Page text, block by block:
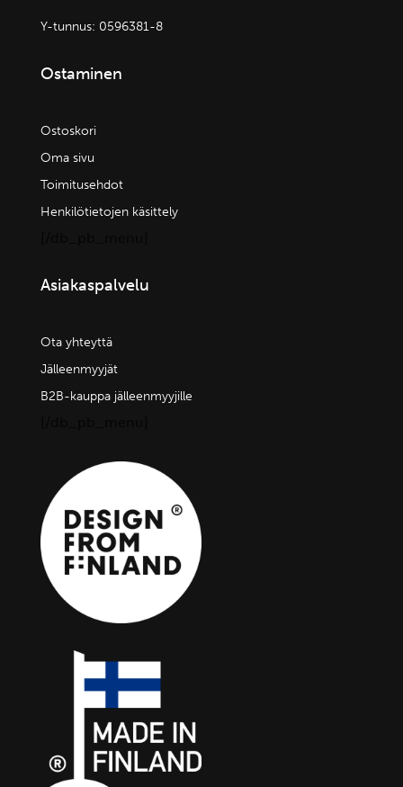
Y-tunnus: 0596381-8
Ostaminen
Ostoskori
Oma sivu
Toimitusehdot
Henkilötietojen käsittely
Asiakaspalvelu
Ota yhteyttä
Jälleenmyyjät
B2B-kauppa jälleenmyyjille